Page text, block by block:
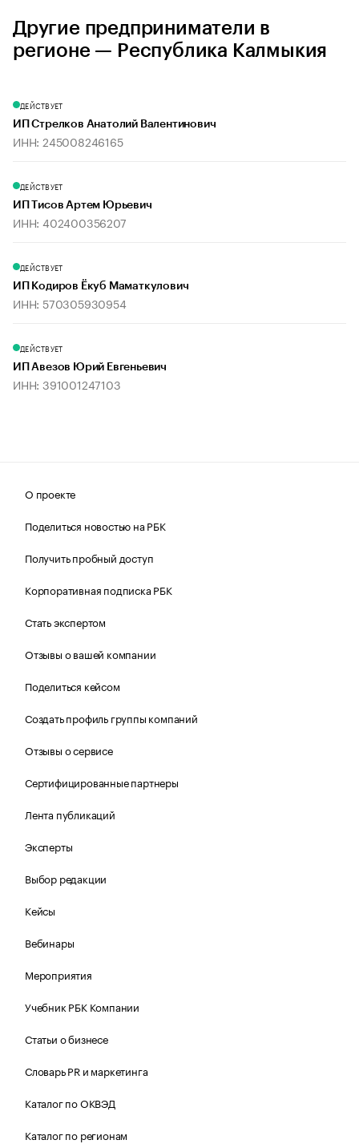
Другие предприниматели в
регионе — Республика Калмыкия
ДЕЙСТВУЕТ
ИП Стрелков Анатолий Валентинович
ИНН: 245008246165
ДЕЙСТВУЕТ
ИП Тисов Артем Юрьевич
ИНН: 402400356207
ДЕЙСТВУЕТ
ИП Кодиров Ёкуб Маматкулович
ИНН: 570305930954
ДЕЙСТВУЕТ
ИП Авезов Юрий Евгеньевич
ИНН: 391001247103
О проекте
Поделиться новостью на РБК
Получить пробный доступ
Корпоративная подписка РБК
Стать экспертом
Отзывы о вашей компании
Поделиться кейсом
Создать профиль группы компаний
Отзывы о сервисе
Сертифицированные партнеры
Лента публикаций
Эксперты
Выбор редакции
Кейсы
Вебинары
Мероприятия
Учебник РБК Компании
Статьи о бизнесе
Словарь PR и маркетинга
Каталог по ОКВЭД
Каталог по регионам